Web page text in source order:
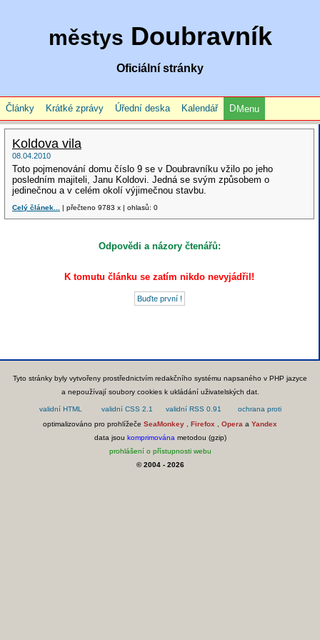
městys Doubravník
Oficiální stránky
Články Krátké zprávy Úřední deska Kalendář Menu
Koldova vila
08.04.2010
Toto pojmenování domu číslo 9 se v Doubravníku vžilo po jeho
posledním majiteli, Janu Koldovi. Jedná se svým způsobem o
jedinečnou a v celém okolí výjimečnou stavbu.
Celý článek... | přečteno 9783 x | ohlasů: 0
Odpovědi a názory čtenářů:
K tomutu článku se zatím nikdo nevyjádřil!
Tyto stránky byly vytvořeny prostřednictvím redakčního systému napsaného v PHP jazyce
a nepoužívají soubory cookies k ukládání uživatelských dat.
optimalizováno pro prohlížeče SeaMonkey Firefox Opera a Yandex
data jsou komprimována metodou (gzip)
prohlášení o přístupnosti webu
© 2004 - 2026